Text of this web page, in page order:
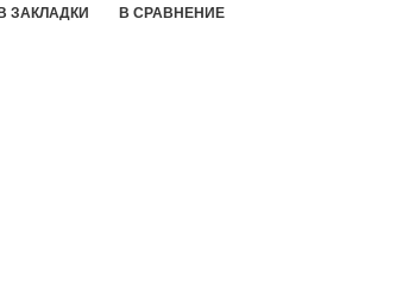
В ЗАКЛАДКИ В СРАВНЕНИЕ